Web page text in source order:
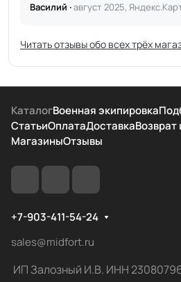
Василий ·август 2025,
Читать отзывы обо всех трёх
КаталогВоенная экипировка
СтатьиОплатаДоставка
МагазиныОтзывы
+7-903-411-54-24
sales@midfort.ru
ИП Залозный И.В. ИНН